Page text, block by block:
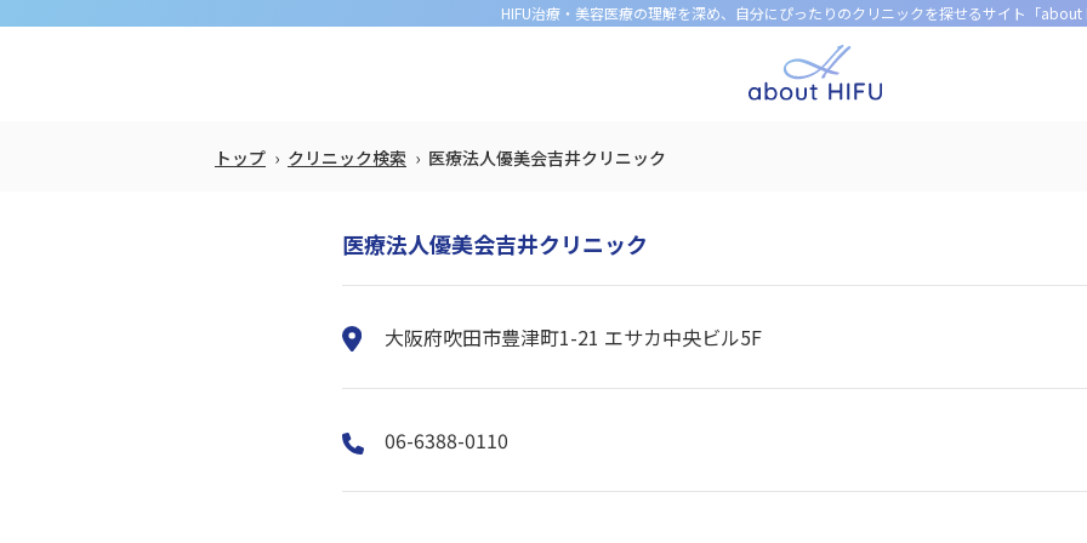
HIFU治療・美容医療の理解を深め、 自分にぴったりのクリニックを探せるサイト「about
トップ クリニック検索 医療法人優美会吉井クリニック
医療法人優美会吉井クリニック
大阪府吹田市豊津町1-21 エサカ中央ビル5F
06-6388-0110